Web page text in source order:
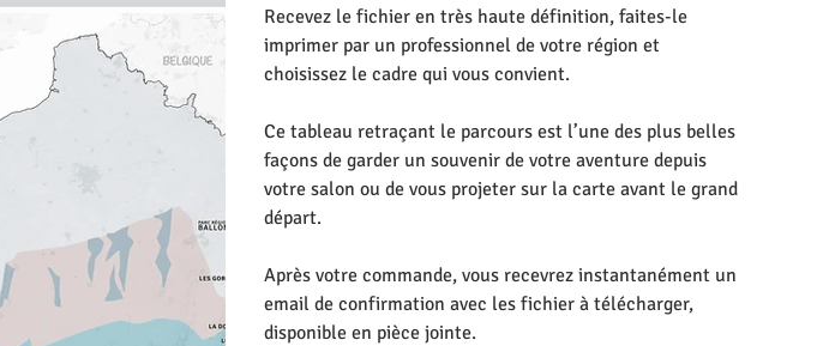
Recevez le fichier en très haute définition, faites-le
imprimer par un professionnel de votre région et
choisissez le cadre qui vous convient.
Ce tableau retraçant le parcours est l’une des plus belles
façons de garder un souvenir de votre aventure depuis
votre salon ou de vous projeter sur la carte avant le grand
départ.
Après votre commande, vous recevrez instantanément un
email de confirmation avec les fichier à télécharger,
disponible en pièce jointe.